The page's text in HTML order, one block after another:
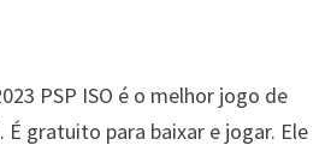
PSP ISO é o melhor jogo de
gratuito para baixar e jogar. Ele